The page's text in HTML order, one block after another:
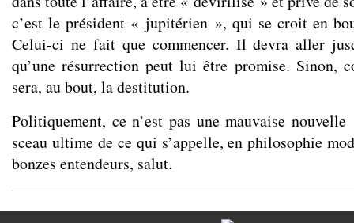
c’est le président « jupitérien », qui se croit en
Celui-ci ne fait que commencer. Il devra aller
qu’une résurrection peut lui être promise. Sinon,
sera, au bout, la destitution.
Politiquement, ce n’est pas une mauvaise
sceau ultime de ce qui s’appelle, en philosophie
bonzes entendeurs, salut.